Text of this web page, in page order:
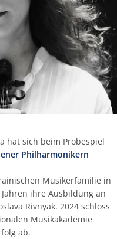
hat sich beim Probespiel
Philharmonikern
Musikerfamilie in
ihre Ausbildung an
Rivnyak. 2024 schloss
Musikakademie
ab.
der HfM
|